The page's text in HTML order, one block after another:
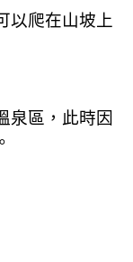
以爬在山坡上
泉區，此時因